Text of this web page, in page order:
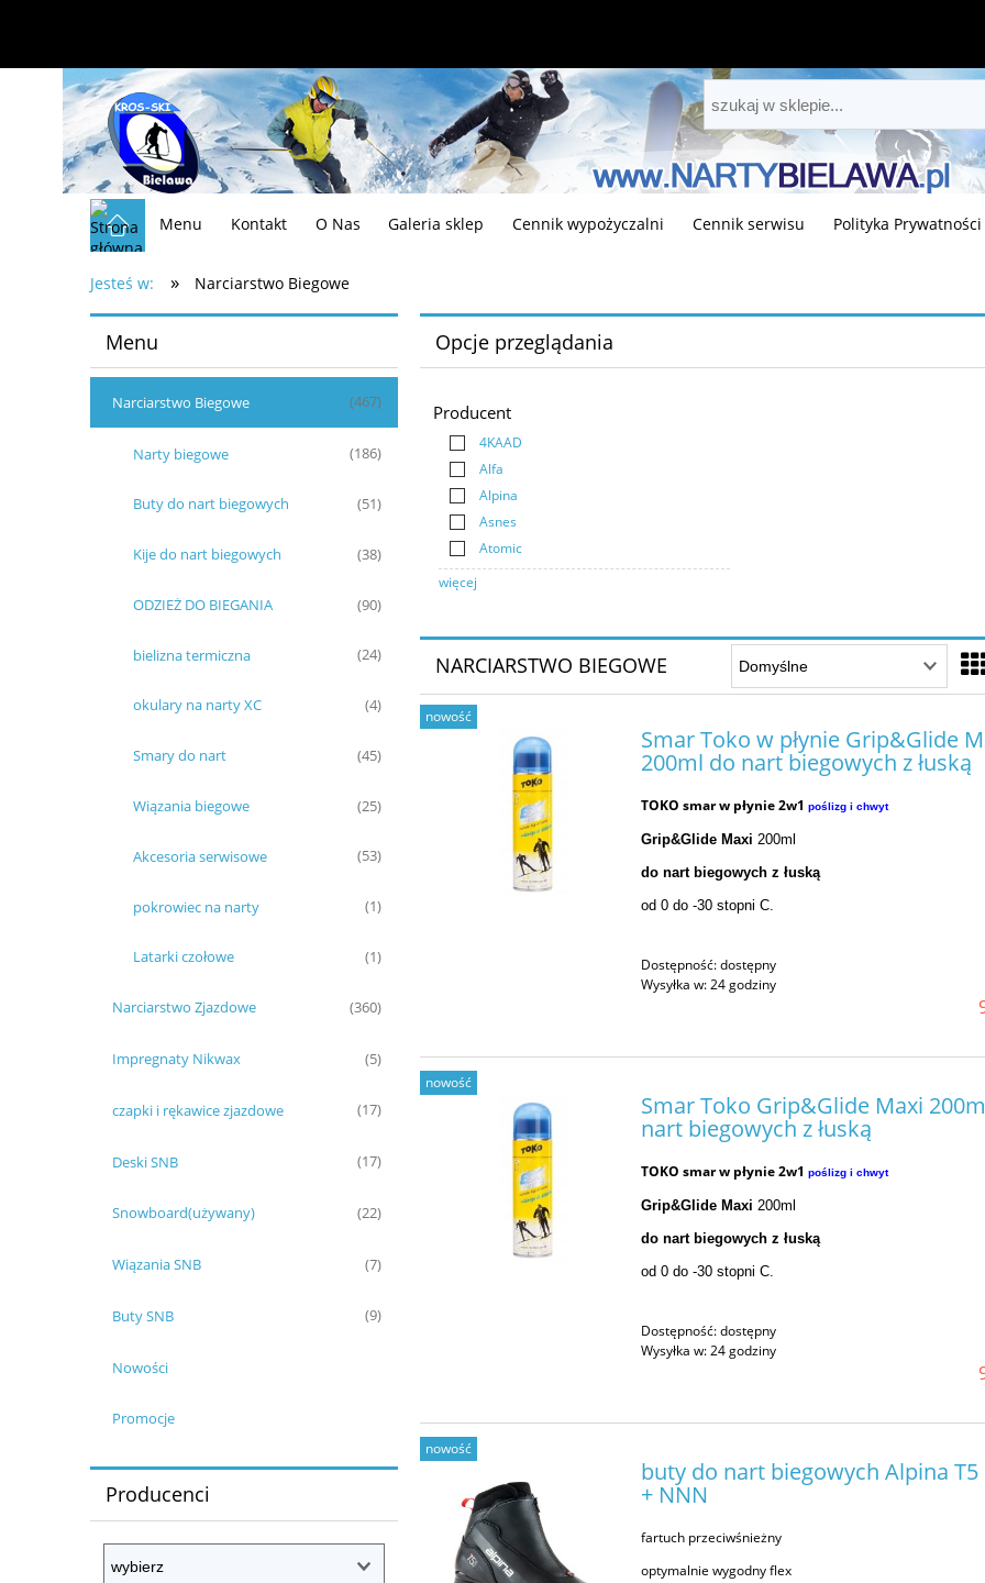
Menu Kontakt O Nas Galeria sklep Cennik wypożyczalni Cennik serwisu Polityka Prywatności
Jesteś w: » Narciarstwo Biegowe
Menu
Narciarstwo Biegowe (467)
Narty biegowe (186)
Buty do nart biegowych (51)
Kije do nart biegowych (38)
ODZIEŻ DO BIEGANIA (90)
bielizna termiczna (24)
okulary na narty XC (4)
Smary do nart (45)
Wiązania biegowe (25)
Akcesoria serwisowe (53)
pokrowiec na narty (1)
Latarki czołowe (1)
Narciarstwo Zjazdowe (360)
Impregnaty Nikwax (5)
czapki i rękawice zjazdowe (17)
Deski SNB (17)
Snowboard(używany) (22)
Wiązania SNB (7)
Buty SNB (9)
Nowości
Promocje
Producenci
Opcje przeglądania
Producent
4KAAD
Alfa
Alpina
Asnes
Atomic
więcej
NARCIARSTWO BIEGOWE
Smar Toko w płynie Grip&Glide
200ml do nart biegowych z łuską
TOKO smar w płynie 2w1poślizg i chwyt
Grip&Glide Maxi 200ml
do nart biegowych z łuską
od 0 do -30 stopni C.
Dostępność:dostępny
Wysyłka w:24 godziny
nowość
Smar Toko Grip&Glide Maxi
nart biegowych z łuską
TOKO smar w płynie 2w1poślizg i chwyt
Grip&Glide Maxi 200ml
do nart biegowych z łuską
od 0 do -30 stopni C.
Dostępność:dostępny
Wysyłka w:24 godziny
nowość
buty do nart biegowych Alpina T5
+ NNN
fartuch przeciwśnieżny
optymalnie wygodny flex
nowość